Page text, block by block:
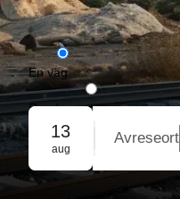
En väg
Rundresa
Gruppbokning
13
aug
Avreseort